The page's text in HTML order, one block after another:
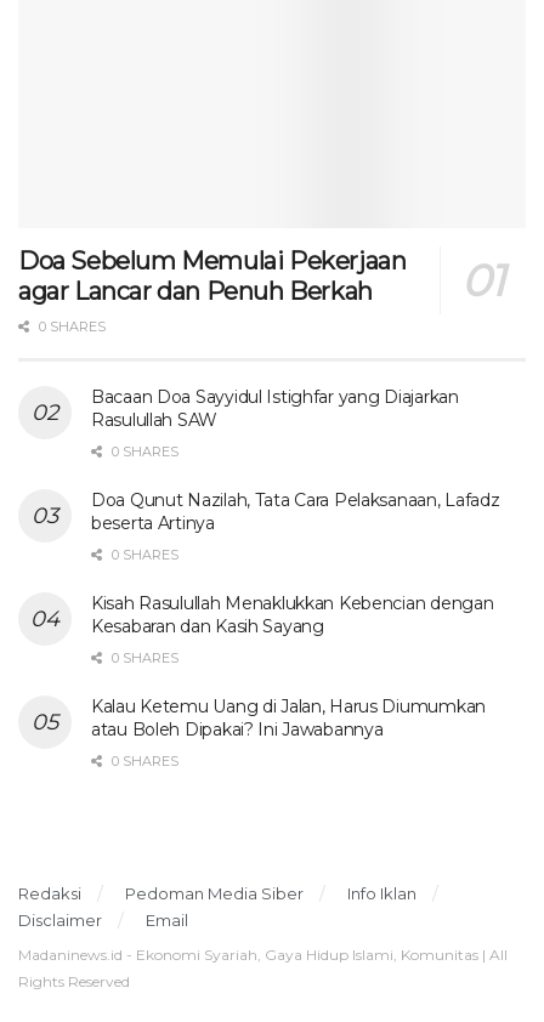
Doa Sebelum Memulai Pekerjaan
agar Lancar dan Penuh Berkah
0 SHARES
Bacaan Doa Sayyidul Istighfar yang Diajarkan
Rasulullah SAW
0 SHARES
Doa Qunut Nazilah, Tata Cara Pelaksanaan, Lafadz
beserta Artinya
0 SHARES
Kisah Rasulullah Menaklukkan Kebencian dengan
Kesabaran dan Kasih Sayang
0 SHARES
Kalau Ketemu Uang di Jalan, Harus Diumumkan
atau Boleh Dipakai? Ini Jawabannya
0 SHARES
Redaksi Pedoman Media Siber
Info Iklan
Disclaimer
Email
Madaninews.id - Ekonomi Syariah, Gaya Hidup Islami, Komunitas | All
Rights Reserved